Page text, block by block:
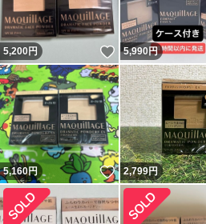
5,200円 いいね！
5,990 円
5,160円 いいね！
2,799円